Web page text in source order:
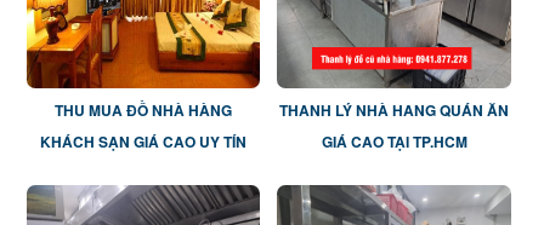
THU MUA ĐỒ NHÀ HÀNG
KHÁCH SẠN GIÁ CAO UY TÍN
THANH LÝ NHÀ HANG QUÁN ĂN
GIÁ CAO TẠI TP.HCM